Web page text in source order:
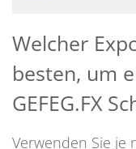
Welcher
besten, um
GEFEG.FX
Verwenden Sie je